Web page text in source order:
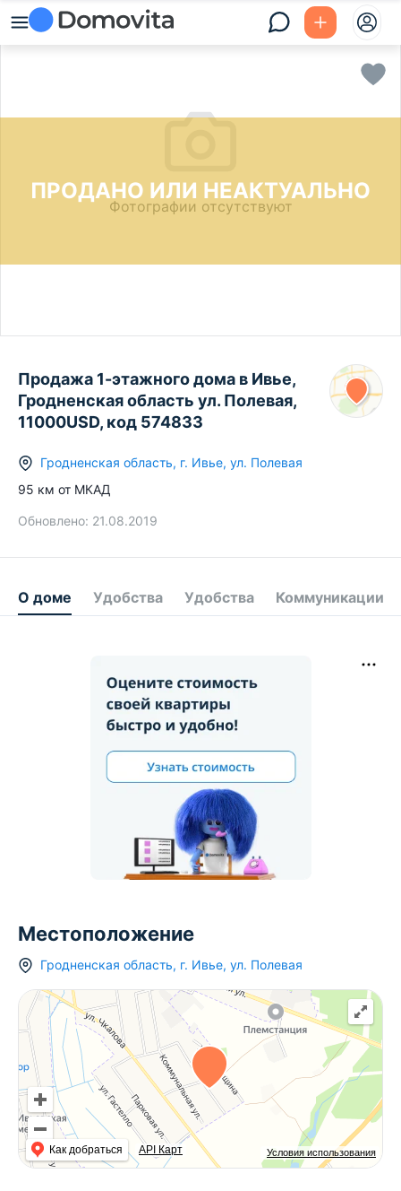
ПРОДАНО ИЛИ НЕАКТУАЛЬНО
Фотографии отсутствуют
Продажа 1-этажного дома в Ивье,
Гродненская область ул. Полевая,
11000USD, код 574833
Гродненская область, г. Ивье, ул. Полевая
95 км от МКАД
Обновлено: 21.08.2019
О доме Удобства Удобства Коммуникации
Местоположение
Гродненская область, г. Ивье, ул. Полевая
Условия использования
Как добраться API Карт